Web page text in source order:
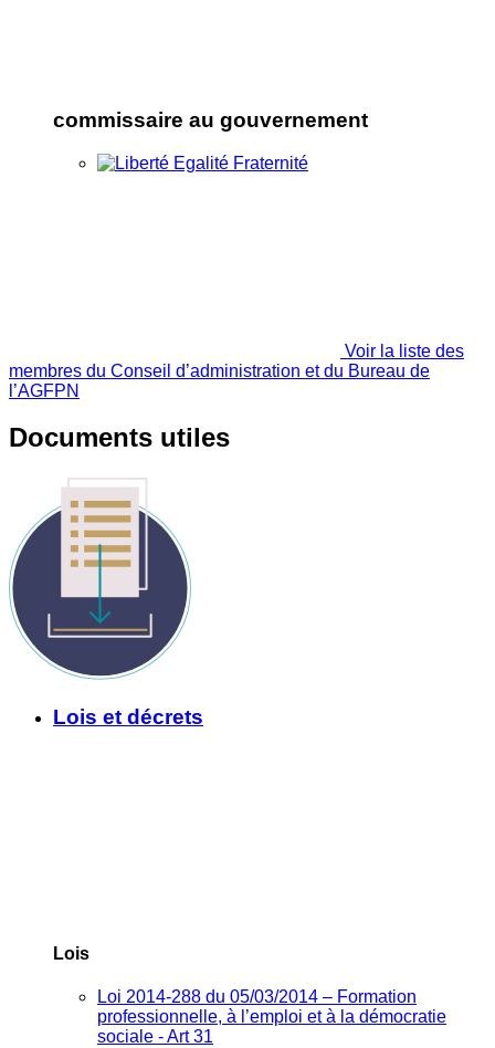
commissaire au gouvernement
Voir la liste des
membres du Conseil d’administration et du Bureau de
l’AGFPN
Documents utiles
Lois et décrets
Lois
Loi 2014-288 du 05/03/2014 – Formation
professionnelle, à l’emploi et à la démocratie
sociale - Art 31